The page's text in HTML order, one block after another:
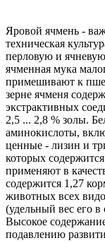
Яровой ячмень -
техническая
перловую и
ячменная мука
примешивают к
зерне ячменя
экстрактивных
2,5 ... 2,8 % золы.
аминокислоты,
ценные - лизин и
которых
применяют в
содержится 1,27
животных всех
(удельный вес его в
Высокое
подавлению